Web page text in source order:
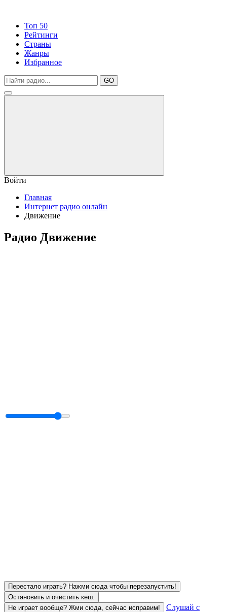
Топ 50
Рейтинги
Страны
Жанры
Избранное
GO
Войти
Главная
Интернет радио онлайн
Движение
Радио Движение
Перестало играть? Нажми сюда чтобы перезапустить!
Остановить и очистить кеш.
Не играет вообще? Жми сюда, сейчас исправим!
Слушай с